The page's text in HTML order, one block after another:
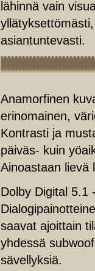
lähinnä vain
asiantuntevasti.
Anamorfinen
erinomainen,
Kontrasti ja
päiväs- kuin
Ainoastaan lievä
Dolby Digital 5.1
saavat ajoittain
yhdessä
sävellyksiä.